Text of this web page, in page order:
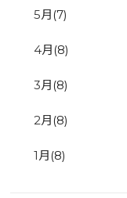
5月 (7)
4月 (8)
3月 (8)
2月 (8)
1月 (8)